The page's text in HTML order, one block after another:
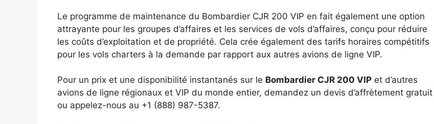
Le programme de maintenance du Bombardier CJR 200 VIP en fait également une option
attrayante pour les groupes d’affaires et les services de vols d’affaires, conçu pour réduire
les coûts d’exploitation et de propriété. Cela crée également des tarifs horaires compétitifs
pour les vols charters à la demande par rapport aux autres avions de ligne VIP.
Pour un prix et une disponibilité instantanés sur le Bombardier CJR 200 VIP et d’autres
avions de ligne régionaux et VIP du monde entier, demandez un devis d’affrètement gratuit
ou appelez-nous au +1 (888) 987-5387.